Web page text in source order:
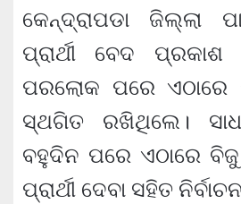
କେନ୍ଦ୍ରାପଡା ଜିଲ୍ଲା
ପ୍ରାର୍ଥୀ ବେଦ
ପରଲୋକ ପରେ ଏଠାରେ
ସ୍ଥଗିତ ରଖିଥିଲେ।
ବହୁଦିନ ପରେ ଏଠାରେ
ପ୍ରାର୍ଥୀ ଦେବା ସହିତ